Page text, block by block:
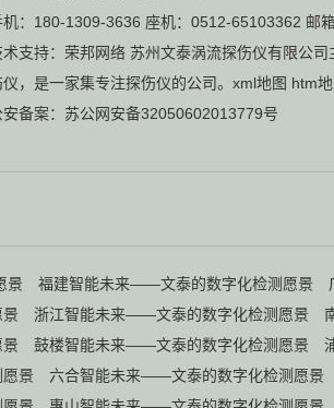
机：180-1309-3636 座机：0512-65103362 邮
支持： 荣邦网络 苏州文泰涡流探伤仪有限公司
，是一家集专注探伤仪的公司。 xml地图 htm
备案： 苏公网安备32050602013779号
景 福建智能未来——文泰的数字化检测愿景
浙江智能未来——文泰的数字化检测愿景
鼓楼智能未来——文泰的数字化检测愿景
景 六合智能未来——文泰的数字化检测愿景